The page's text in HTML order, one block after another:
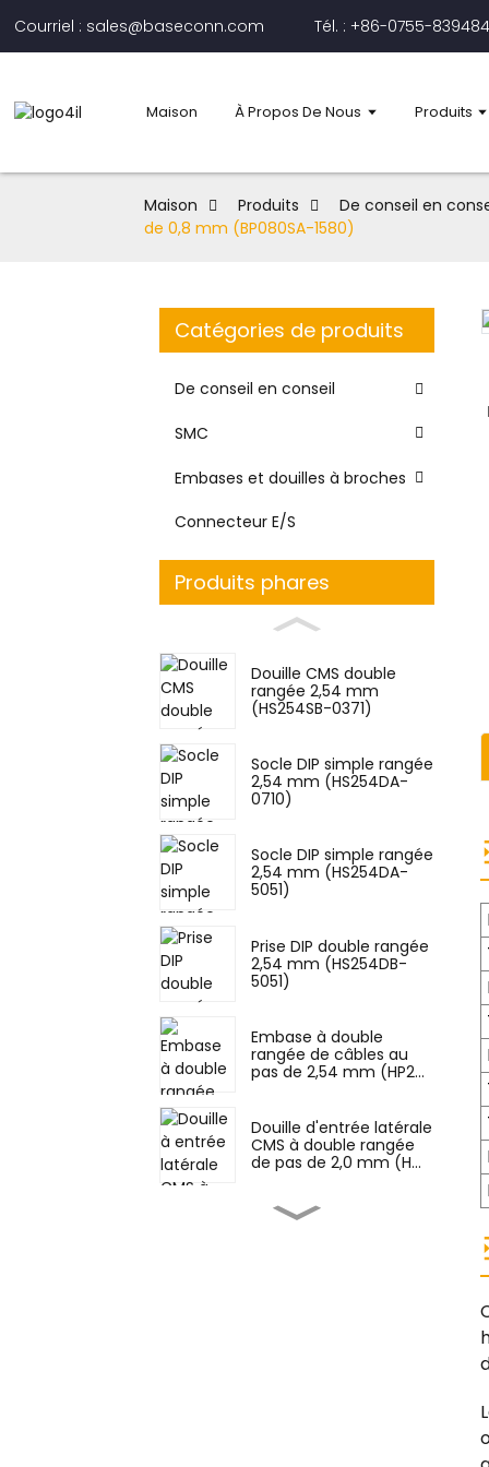
Courriel : sales@baseconn.com Tél. : +86-0755-
Maison À Propos De Nous Produits
Maison Produits De conseil en
de 0,8 mm (BP080SA-1580)
Catégories de produits
De conseil en conseil
SMC
Embases et douilles à broches
Connecteur E/S
Produits phares
Douille CMS double
rangée 2,54 mm
(HS254SB-0371)
Socle DIP simple rangée
2,54 mm (HS254DA-
0710)
Socle DIP simple rangée
2,54 mm (HS254DA-
5051)
Prise DIP double rangée
2,54 mm (HS254DB-
5051)
Embase à double
rangée de câbles au
pas de 2,54 mm (HP2...
Douille d'entrée latérale
CMS à double rangée
de pas de 2,0 mm (H...
Prise DIP double rangée